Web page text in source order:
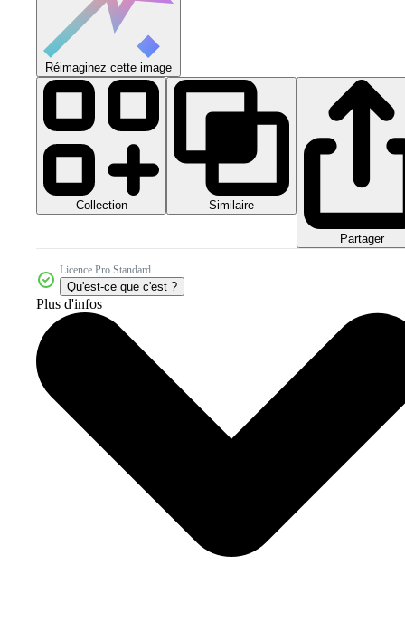
Réimaginez cette image
Collection Similaire
Partager
Licence Pro Standard
Qu'est-ce que c'est ?
Plus d'infos